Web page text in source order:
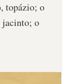
topázio; o
jacinto; o